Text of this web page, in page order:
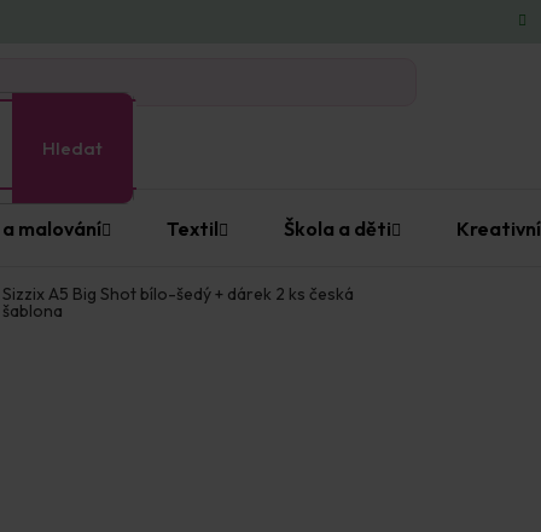
Hledat
malování Textil Škola a děti
Sizzix A5 Big Shot bílo-šedý + dárek 2 ks česká
šablona